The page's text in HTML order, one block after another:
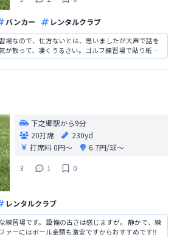
バンカー レンタルクラブ
場なので、仕方ないとは、思いましたが大声で話を
が散って、凄くうるさい。ゴルフ練習場で貼り紙も
と出来ない。 コルフ場で大声の中では打たない‼️ 是
ば、注意することも可能になります。
下之郷駅から9分
20打席
230yd
打席料0円〜
6.7円/球〜
3
1 0
レンタルクラブ
練習場です。 設備の古さは感じますが。 静かで、練
ァーにはボール金額も激安ですからおすすめです‼️